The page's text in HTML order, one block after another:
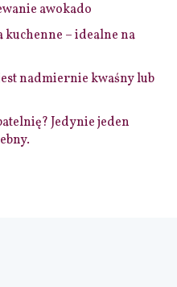
awokado
– idealne na
nadmiernie kwaśny lub
Jedynie jeden